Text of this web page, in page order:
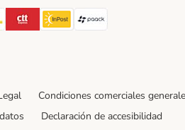
Method
GLS Shipping Method
CTTExpress Shipping Method
InPost Shipping Method
paack Shipping
Condiciones comerciales
Declaración de accesibilidad